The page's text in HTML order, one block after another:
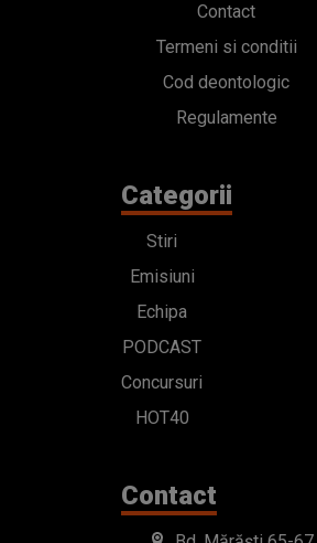
Contact
Termeni si conditii
Cod deontologic
Regulamente
Categorii
Stiri
Emisiuni
Echipa
PODCAST
Concursuri
HOT40
Contact